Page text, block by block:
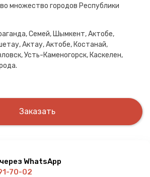
множество городов Республики
Семей, Шымкент, Актобе,
Актау, Актобе, Костанай,
Усть-Каменогорск, Каскелен,
Заказать
WhatsApp
70-02